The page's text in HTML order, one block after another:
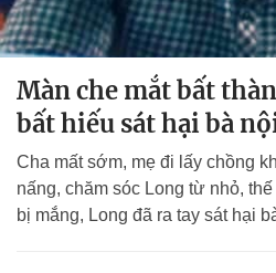
Màn che mắt bất
bất hiếu sát hại bà
Cha mất sớm, mẹ đi lấy chồng
nấng, chăm sóc Long từ nhỏ,
bị mắng, Long đã ra tay sát hại